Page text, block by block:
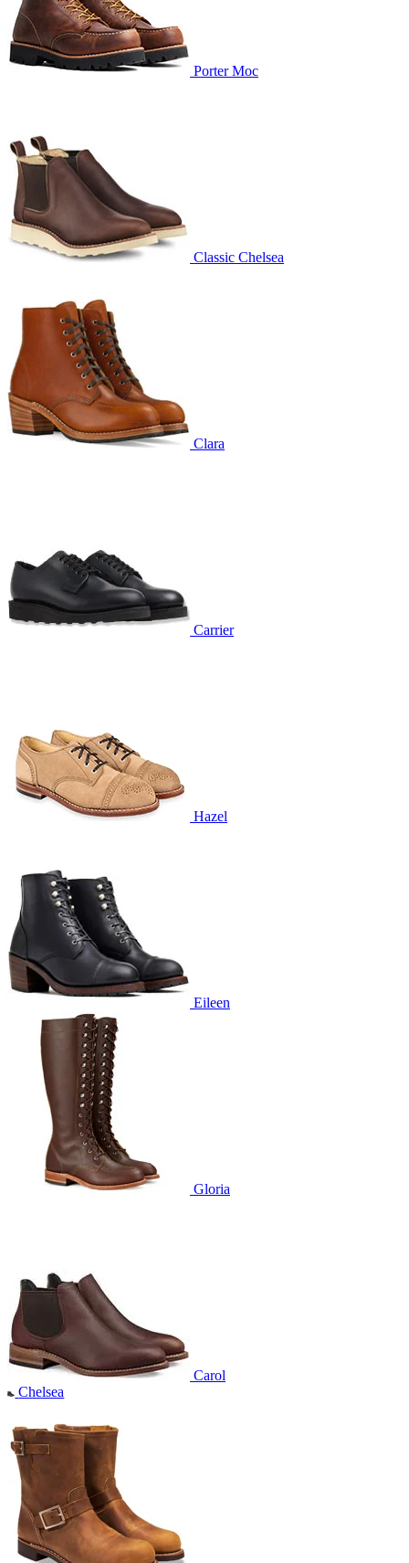
Porter Moc
Classic Chelsea
Clara
Carrier
Hazel
Eileen
Gloria
Carol
Chelsea